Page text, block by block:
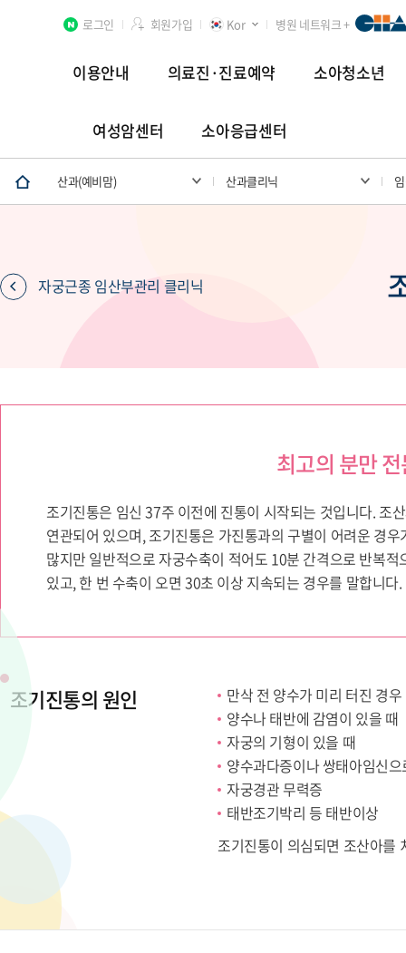
로그인 회원가입 Kor 병원 네트워크 +
이용안내 의료진·진료예약 소아청소년
여성암센터 소아응급센터
산과(예비맘) 산과클리닉
자궁근종 임산부관리 클리닉
최고의 분만
조기진통은 임신 37주 이전에 진통이 시작되는 것입니다. 조
연관되어 있으며, 조기진통은 가진통과의 구별이 어려운 경우
많지만 일반적으로 자궁수축이 적어도 10분 간격으로 반복적
있고, 한 번 수축이 오면 30초 이상 지속되는 경우를 말합니다.
조기진통의 원인
만삭 전 양수가 미리 터진 경우
양수나 태반에 감염이 있을 때
자궁의 기형이 있을 때
양수과다증이나 쌍태아임신
자궁경관 무력증
태반조기박리 등 태반이상
조기진통이 의심되면 조산아를